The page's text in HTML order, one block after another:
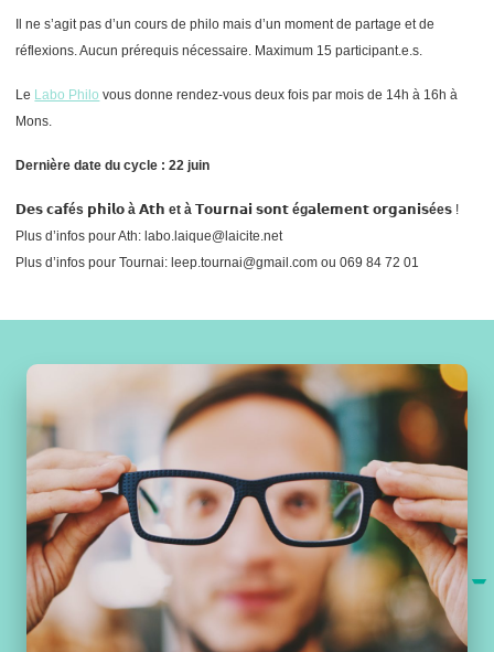
Il ne s’agit pas d’un cours de philo mais d’un moment de partage et de
réflexions. Aucun prérequis nécessaire. Maximum 15 participant.e.s.
Le Labo Philo vous donne rendez-vous deux fois par mois de 14h à 16h à
Mons.
Dernière date du cycle : 22 juin
𝗗𝗲𝘀 𝗰𝗮𝗳és 𝗽𝗵𝗶𝗹𝗼à𝗔𝘁𝗵et à𝗧𝗼𝘂𝗿𝗻𝗮𝗶 𝘀𝗼𝗻𝘁ég𝗮𝗹𝗲𝗺𝗲𝗻𝘁 𝗼𝗿𝗴𝗮𝗻𝗶𝘀ée𝘀 !
Plus d’infos pour Ath: labo.laique@laicite.net
Plus d’infos pour Tournai: leep.tournai@gmail.com ou 069 84 72 01